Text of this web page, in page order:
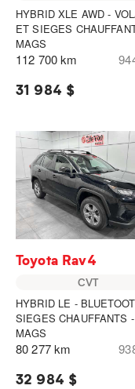
HYBRID XLE AWD -
ET SIEGES
MAGS
112 700 km
31 984 $
Toyota Rav4
CVT
HYBRID LE -
SIEGES CHAUFFANTS -
MAGS
80 277 km
32 984 $